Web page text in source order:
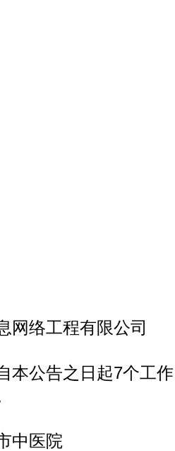
络工程有限公司
公告之日起7个工作
中医院